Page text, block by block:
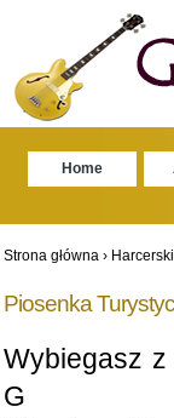
Home
Strona główna›
Piosenka
Wybiegasz z
G